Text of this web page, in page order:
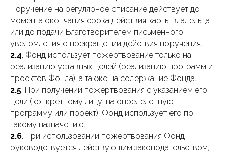
Поручение на регулярное списание действует до
момента окончания срока действия карты владельца
или до подачи Благотворителем письменного
уведомления о прекращении действия поручения.
2.4. Фонд использует пожертвование только на
реализацию уставных целей (реализацию программ и
проектов Фонда), а также на содержание Фонда.
2.5. При получении пожертвования с указанием его
цели (конкретному лицу, на определенную
программу или проект), Фонд использует его по
такому назначению.
2.6. При использовании пожертвования Фонд
руководствуется действующим законодательством,